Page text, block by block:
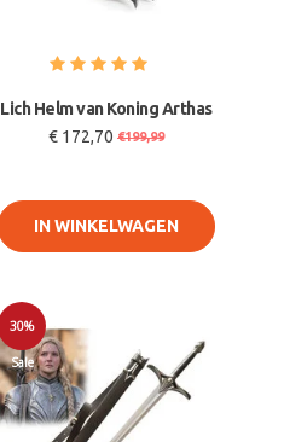
Lich Helm van Koning Arthas
€ 172,70 €199,99
IN WINKELWAGEN
30%
Sale